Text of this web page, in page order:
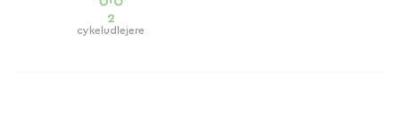
2
cykeludlejere